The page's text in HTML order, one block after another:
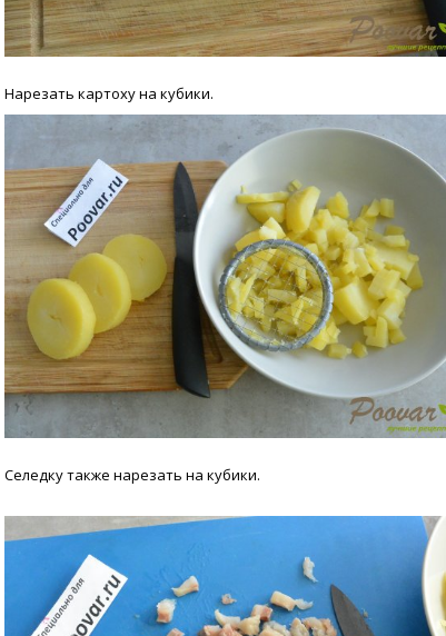
Нарезать картоху на кубики.
Селедку также нарезать на кубики.